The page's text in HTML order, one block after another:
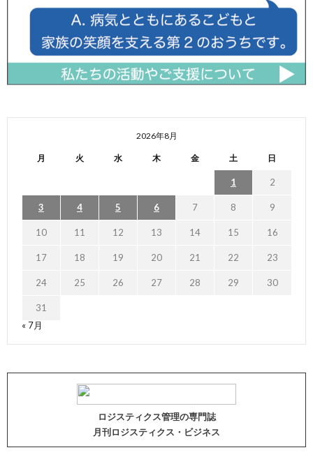
2026年8月
月 火 水 木 金 土 日
1 2
3 4 5 6 7 8 9
10 11 12 13 14 15 16
17 18 19 20 21 22 23
24 25 26 27 28 29 30
31
« 7月
ロジスティクス管理の専門誌
月刊ロジスティクス・ビジネス